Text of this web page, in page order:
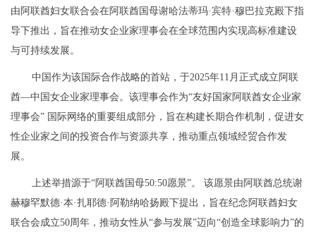
由阿联酋妇女联合会在阿联酋国母谢哈法蒂玛·宾特·穆巴拉克殿下指
导下推出，旨在推动女企业家理事会在全球范围内实现高标准建设
与可持续发展。
中国作为该国际合作战略的首站，于2025年11月正式成立阿联
酋—中国女企业家理事会。该理事会作为“友好国家阿联酋女企业家
理事会” 国际网络的重要组成部分，旨在构建长期合作机制，促进女
性企业家之间的投资合作与资源共享，推动重点领域经贸合作发
展。
上述举措源于“阿联酋国母50:50愿景”。 该愿景由阿联酋总统谢
赫穆罕默德·本·扎耶德·阿勒纳哈扬殿下提出，旨在纪念阿联酋妇女
联合会成立50周年，推动女性从“参与发展”迈向“创造全球影响力”的